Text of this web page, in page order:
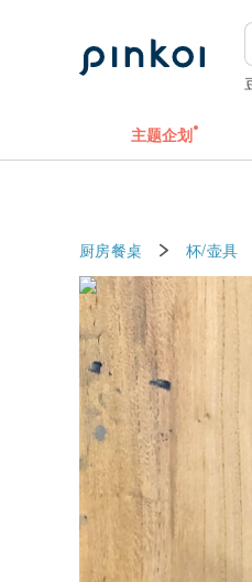
主题企划
厨房餐桌 杯/壶具